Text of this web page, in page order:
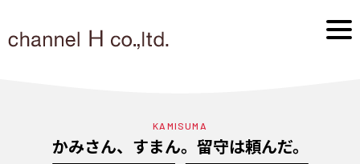
KAMISUMA
かみさん、すまん。留守は頼んだ。